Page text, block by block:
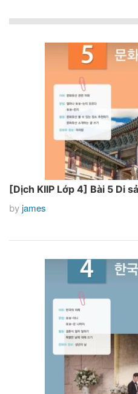
[Dịch KIIP Lớp 4] Bài 5 Di
by james